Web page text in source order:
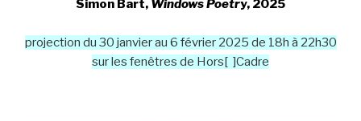
Simon Bart, Windows Poetry, 2025
projection du 30 janvier au 6 février 2025 de 18h à 22h30
sur les fenêtres de Hors[ ]Cadre